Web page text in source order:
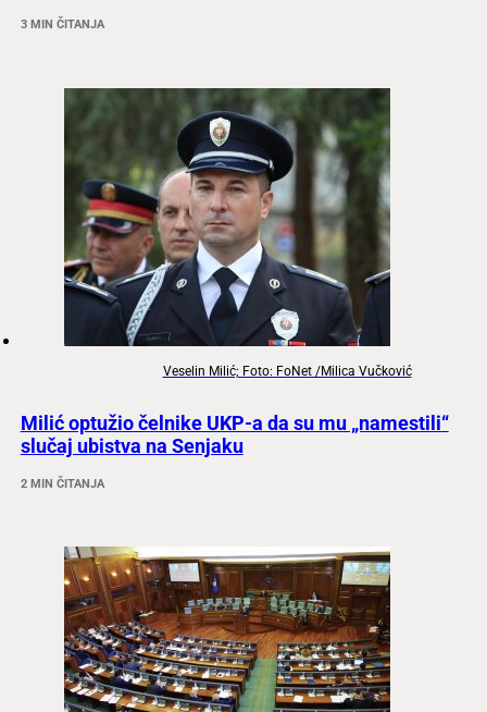
3 MIN ČITANJA
Veselin Milić; Foto: FoNet /Milica Vučković
Milić optužio čelnike UKP-a da su mu „namestili“
slučaj ubistva na Senjaku
2 MIN ČITANJA